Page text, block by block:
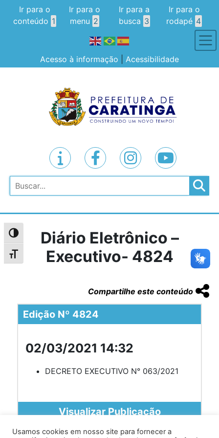
Alternar alto contraste
Alternar tamanho da fonte
Ir para o
conteúdo 1
Ir para o
menu 2
Ir para a
busca 3
Ir para o
rodapé 4
Acesso à informação Acessibilidade
Pesquisar
Diário Eletrônico –
Executivo- 4824
Compartilhe este conteúdo
Edição Nº 4824
02/03/2021 14:32
DECRETO EXECUTIVO N° 063/2021
Visualizar Publicação
Usamos cookies em nosso site para fornecer a